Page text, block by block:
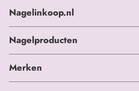
Nagelinkoop.nl
Nagelproducten
Merken